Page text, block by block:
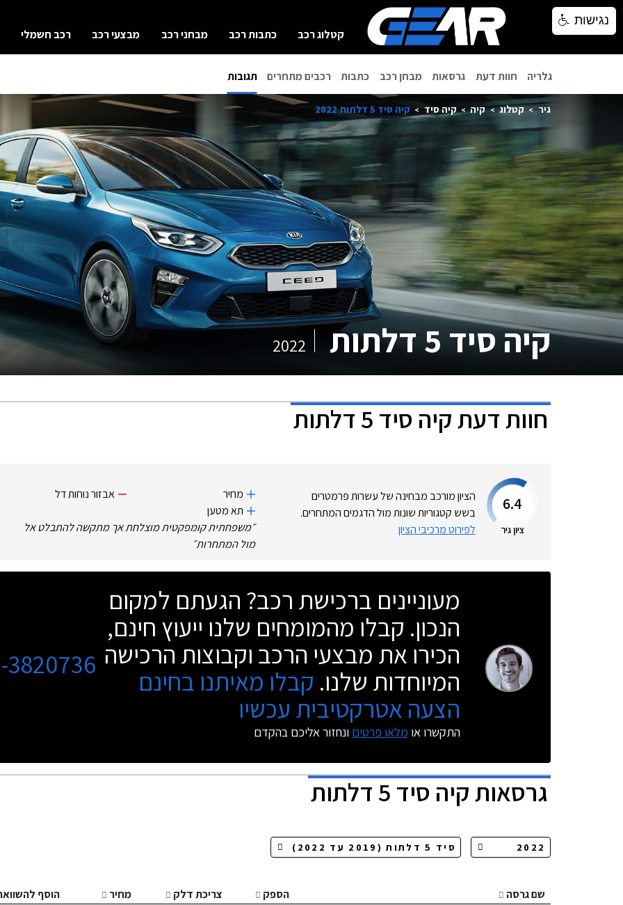
קטלוג רכב כתבות רכב מבחני רכב מבצעי רכב רכב חשמלי
גלריה חוות דעת גרסאות מבחן רכב כתבות רכבים מתחרים תגובות
גיר קטלוג קיה קיה סיד קיה סיד 5 דלתות 2022
קיה סיד 5 דלתות 2022
חוות דעתקיה סיד 5 דלתות
6.4
ציון גיר
הציון מורכב מבחינה של עשרות פרמטרים
בשש קטגוריות שונות מול הדגמים המתחרים.
לפירוט מרכיבי הציון
מחיר
תא מטען
אבזור נוחות דל
״משפחתית קומפקטית מוצלחת אך מתקשה להתבלט אל
מול המתחרות״
מעוניינים ברכישת רכב? הגעתם למקום
הנכון. קבלו מהמומחים שלנו ייעוץ חינם,
הכירו את מבצעי הרכב וקבוצות הרכישה
המיוחדות שלנו. קבלו מאיתנו בחינם
הצעה אטרקטיבית עכשיו
התקשרו או מלאו פרטים ונחזור אליכם בהקדם
3820736
גרסאותקיה סיד 5 דלתות
שם גרסה הספק צריכת דלק מחיר
הוסף
נגישות
נגישות